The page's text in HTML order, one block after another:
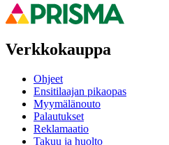
Verkkokauppa
Ohjeet
Ensitilaajan pikaopas
Myymälänouto
Palautukset
Reklamaatio
Takuu ja huolto